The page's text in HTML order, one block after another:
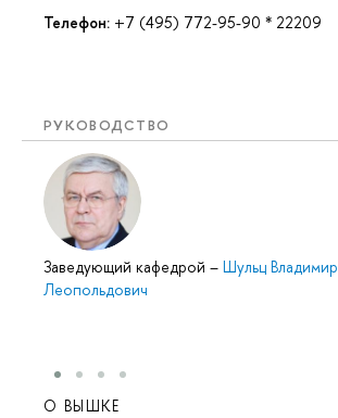
Телефон: +7 (495) 772-95-90 * 22209
РУКОВОДСТВО
Заведующий кафедрой – Шульц Владимир
Леопольдович
О ВЫШКЕ